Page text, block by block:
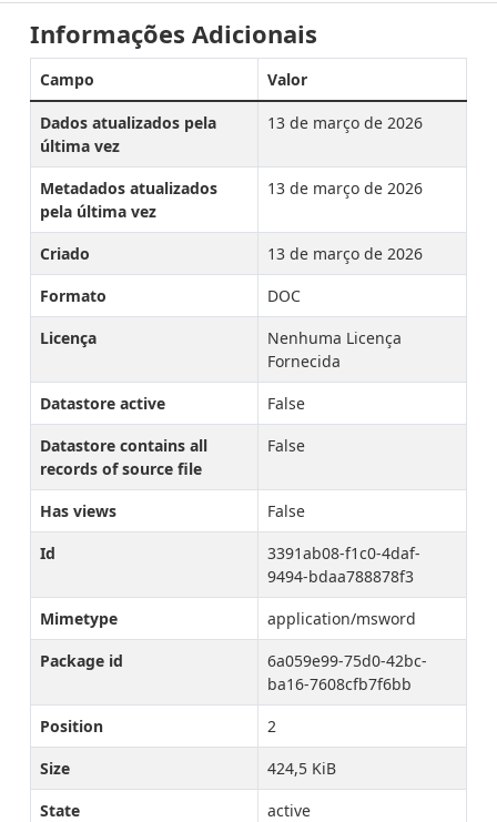
Informações Adicionais
Campo Valor
Dados atualizados pela
última vez
13 de março de 2026
Metadados atualizados
pela última vez
13 de março de 2026
Criado
13 de março de 2026
Formato
DOC
Licença
Nenhuma Licença
Fornecida
Datastore active
False
Datastore contains all
records of source file
False
Has views
False
Id
3391ab08-f1c0-4daf-
9494-bdaa788878f3
Mimetype
application/msword
Package id
6a059e99-75d0-42bc-
ba16-7608cfb7f6bb
Position
2
Size
424,5 KiB
State
active